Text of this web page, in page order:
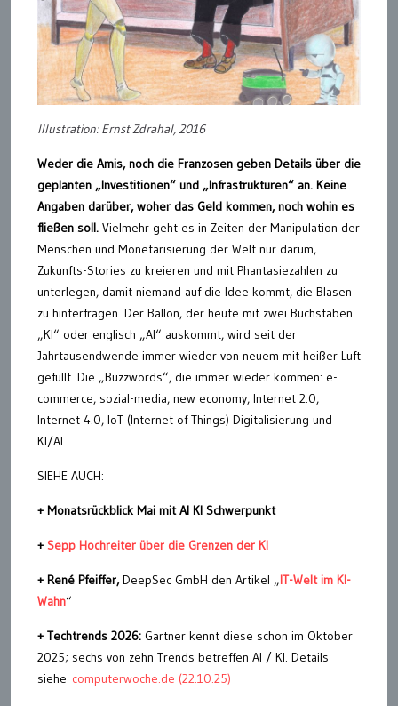
Illustration: Ernst Zdrahal, 2016
Weder die Amis, noch die Franzosen geben Details über die
geplanten „Investitionen“ und „Infrastrukturen“ an. Keine
Angaben darüber, woher das Geld kommen, noch wohin es
fließen soll. Vielmehr geht es in Zeiten der Manipulation der
Menschen und Monetarisierung der Welt nur darum,
Zukunfts-Stories zu kreieren und mit Phantasiezahlen zu
unterlegen, damit niemand auf die Idee kommt, die Blasen
zu hinterfragen. Der Ballon, der heute mit zwei Buchstaben
„KI“ oder englisch „AI“ auskommt, wird seit der
Jahrtausendwende immer wieder von neuem mit heißer Luft
gefüllt. Die „Buzzwords“, die immer wieder kommen: e-
commerce, sozial-media, new economy, Internet 2.0,
Internet 4.0, IoT (Internet of Things) Digitalisierung und
KI/AI.
SIEHE AUCH:
+ Monatsrückblick Mai mit AI KI Schwerpunkt
+ Sepp Hochreiter über die Grenzen der KI
+ René Pfeiffer,DeepSec GmbH den Artikel „IT-Welt im KI-
Wahn“
+ Techtrends 2026: Gartner kennt diese schon im Oktober
2025; sechs von zehn Trends betreffen AI / KI. Details
siehe computerwoche.de (22.10.25)